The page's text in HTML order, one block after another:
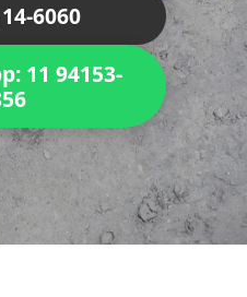
6060
11 94153-